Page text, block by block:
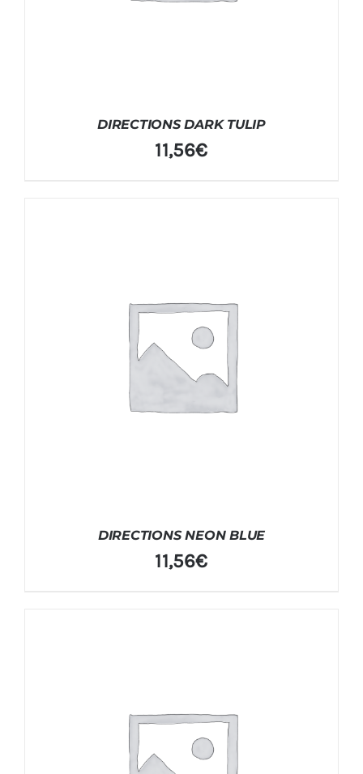
DIRECTIONS DARK TULIP
11,56€
DIRECTIONS NEON BLUE
11,56€